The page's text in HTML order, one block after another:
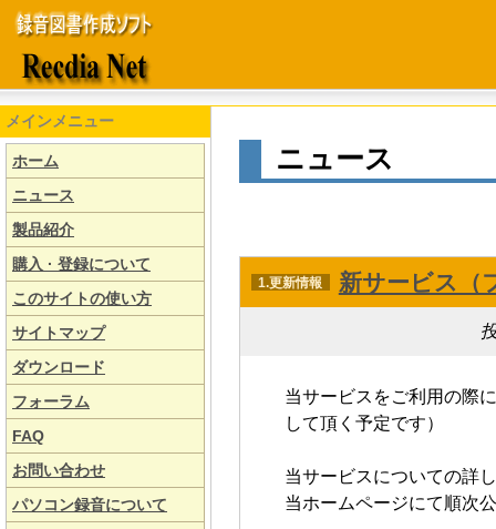
メインメニュー
ホーム
ニュース
製品紹介
購入 · 登録について
このサイトの使い方
サイトマップ
ダウンロード
フォーラム
FAQ
お問い合わせ
パソコン録音について
ニュース
1.更新情報 新サービス（
当サービスをご利用の際
して頂く予定です）
当サービスについての詳
当ホームページにて順次